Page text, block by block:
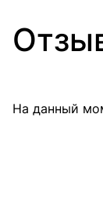
На данный